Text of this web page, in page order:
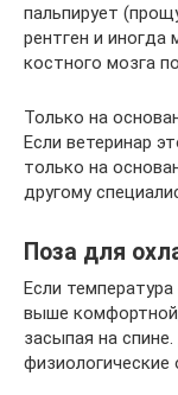
пальпирует
рентген и иногда
костного мозга
Только на
Если ветеринар
только на
другому
Поза для
Если
выше
засыпая на
физиологические